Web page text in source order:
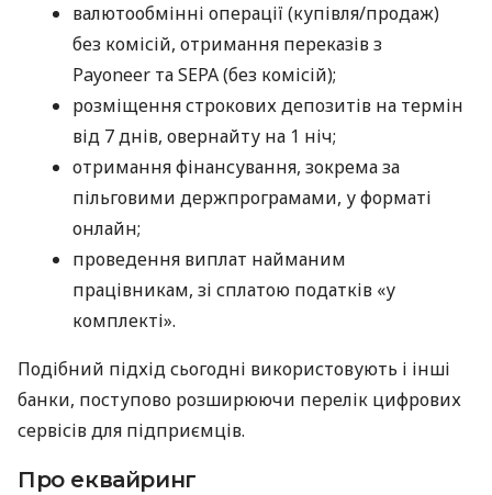
валютообмінні операції (купівля/продаж)
без комісій, отримання переказів з
Payoneer та SEPA (без комісій);
розміщення строкових депозитів на термін
від 7 днів, овернайту на 1 ніч;
отримання фінансування, зокрема за
пільговими держпрограмами, у форматі
онлайн;
проведення виплат найманим
працівникам, зі сплатою податків «у
комплекті».
Подібний підхід сьогодні використовують і інші
банки, поступово розширюючи перелік цифрових
сервісів для підприємців.
Про еквайринг